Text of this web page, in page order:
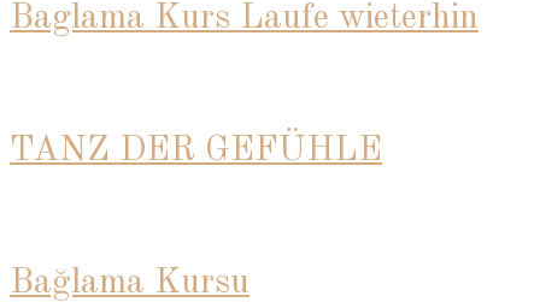
Baglama Kurs Laufe wieterhin
TANZ DER GEFÜHLE
Bağlama Kursu